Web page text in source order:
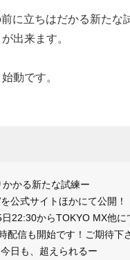
に立ちはだかる新たな
出来ます。
動です。
かる新たな試練ー
公式サイトほかにて公開！
22:30からTOKYO MX他
配信も開始です！ご期待下
日も、超えられるー